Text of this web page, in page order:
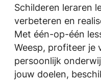
Schilderen leraren
verbeteren en
Met één-op-één
Weesp, profiteer je
persoonlijk
jouw doelen,